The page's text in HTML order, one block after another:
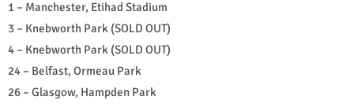
1 – Manchester, Etihad Stadium
3 – Knebworth Park (SOLD OUT)
4 – Knebworth Park (SOLD OUT)
24 – Belfast, Ormeau Park
26 – Glasgow, Hampden Park